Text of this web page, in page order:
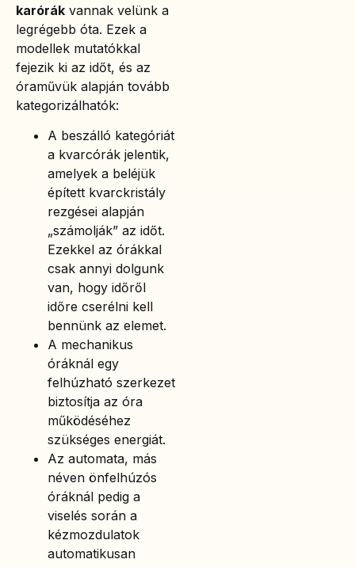
karórák vannak velünk a
legrégebb óta. Ezek a
modellek mutatókkal
fejezik ki az időt, és az
óraművük alapján tovább
kategorizálhatók:
A beszálló kategóriát
a kvarcórák jelentik,
amelyek a beléjük
épített kvarckristály
rezgései alapján
„számolják” az időt.
Ezekkel az órákkal
csak annyi dolgunk
van, hogy időről
időre cserélni kell
bennünk az elemet.
A mechanikus
óráknál egy
felhúzható szerkezet
biztosítja az óra
működéséhez
szükséges energiát.
Az automata, más
néven önfelhúzós
óráknál pedig a
viselés során a
kézmozdulatok
automatikusan